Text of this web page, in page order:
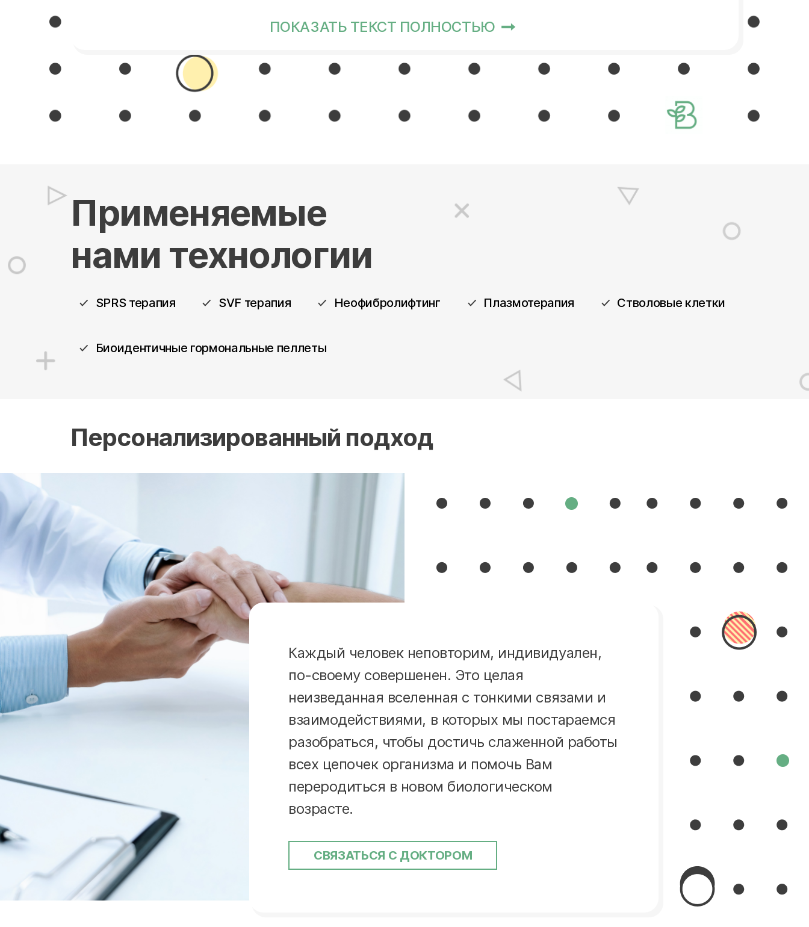
ПОКАЗАТЬ ТЕКСТ ПОЛНОСТЬЮ
Применяемые
нами технологии
SPRS терапия SVF терапия Неофибролифтинг Плазмотерапия Стволовые клетки
Биоидентичные гормональные пеллеты
Персонализированный подход
Каждый человек неповторим, индивидуален,
по-своему совершенен. Это целая
неизведанная вселенная с тонкими связами и
взаимодействиями, в которых мы постараемся
разобраться, чтобы достичь слаженной работы
всех цепочек организма и помочь Вам
переродиться в новом биологическом
возрасте.
СВЯЗАТЬСЯ С ДОКТОРОМ